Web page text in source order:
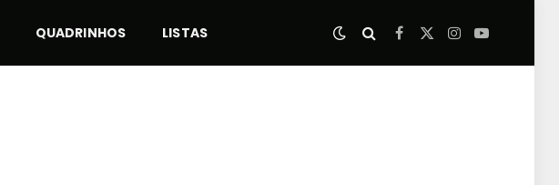
QUADRINHOS LISTAS Facebook
X
Instagram
YouTube